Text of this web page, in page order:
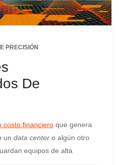
PRECISIÓN
De
costo financiero que genera
un data center o algún otro
equipos de alta